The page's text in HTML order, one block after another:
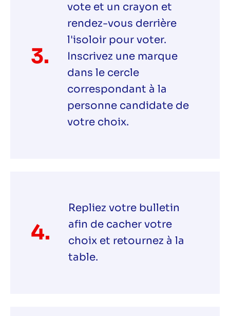
3.
vote et un crayon et
rendez-vous derrière
l'isoloir pour voter.
Inscrivez une marque
dans le cercle
correspondant à la
personne candidate de
votre choix.
4.
Repliez votre bulletin
afin de cacher votre
choix et retournez à la
table.